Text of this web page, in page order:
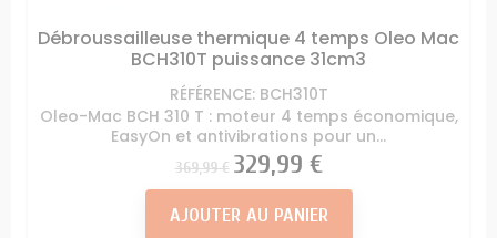
Débroussailleuse thermique 4 temps Oleo Mac
BCH310T puissance 31cm3
RÉFÉRENCE: BCH310T
Oleo-Mac BCH 310 T : moteur 4 temps économique,
EasyOn et antivibrations pour un...
Prix
369,99 € Prix
329,99 €
AJOUTER AU PANIER